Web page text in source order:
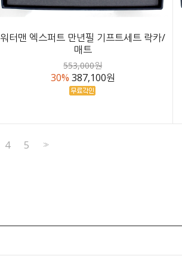
워터맨 엑스퍼트 만년필 기프트세트 락카/
매트
553,000원
30% 387,100원
4 5 >>